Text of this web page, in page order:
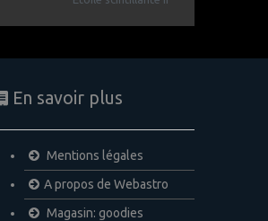
En savoir plus
Mentions légales
A propos de Webastro
Magasin: goodies